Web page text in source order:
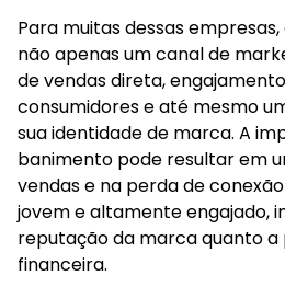
Para muitas dessas
não apenas um canal de
de vendas direta,
consumidores e até mesmo
sua identidade de marca. A
banimento pode resultar em
vendas e na perda de
jovem e altamente engajado,
reputação da marca quanto
financeira.